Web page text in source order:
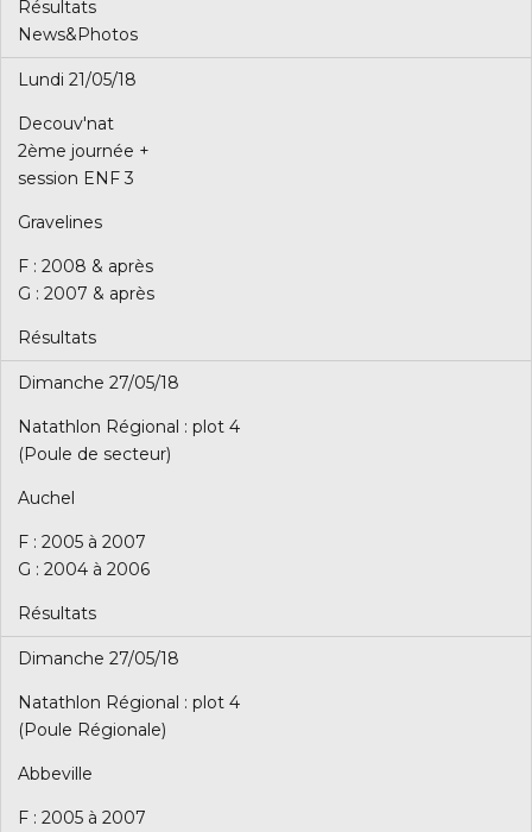
Résultats
News&Photos
Lundi 21/05/18
Decouv'nat
2ème journée +
session ENF 3
Gravelines
F : 2008 & après
G : 2007 & après
Résultats
Dimanche 27/05/18
Natathlon Régional : plot 4
(Poule de secteur)
Auchel
F : 2005 à 2007
G : 2004 à 2006
Résultats
Dimanche 27/05/18
Natathlon Régional : plot 4
(Poule Régionale)
Abbeville
F : 2005 à 2007